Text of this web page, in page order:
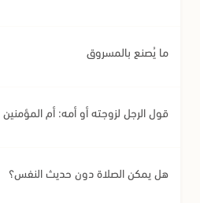
ما يُصنع بالمسروق
قول الرجل لزوجته أو أمه: أم المؤمنين
هل يمكن الصلاة دون حديث النفس؟